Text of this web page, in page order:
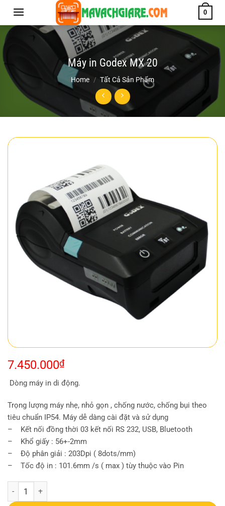
nội
dung
0
Máy in Godex MX 20
Home / Tất Cả Sản Phẩm
7.450.000₫
Dòng máy in di động.
Trọng lượng máy nhẹ, nhỏ gọn , chống nước, chống bụi theo
tiêu chuẩn IP54. Máy dễ dàng cài đặt và sử dụng
– Kết nối đồng thời 03 kết nối RS 232, USB, Bluetooth
– Khổ giấy : 56+-2mm
– Độ phân giải : 203Dpi ( 8dots/mm)
– Tốc độ in : 101.6mm /s ( max ) tùy thuộc vào Pin
Máy in Godex MX 20 quantity